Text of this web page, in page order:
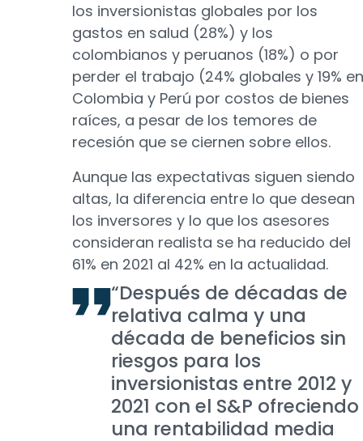
los inversionistas globales por los
gastos en salud (28%) y los
colombianos y peruanos (18%) o por
perder el trabajo (24% globales y 19% en
Colombia y Perú por costos de bienes
raíces, a pesar de los temores de
recesión que se ciernen sobre ellos.
Aunque las expectativas siguen siendo
altas, la diferencia entre lo que desean
los inversores y lo que los asesores
consideran realista se ha reducido del
61% en 2021 al 42% en la actualidad.
“Después de décadas de
relativa calma y una
década de beneficios sin
riesgos para los
inversionistas entre 2012 y
2021 con el S&P ofreciendo
una rentabilidad media